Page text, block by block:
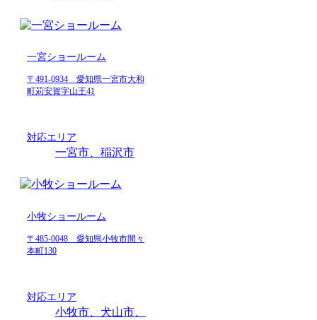
一宮ショールーム
〒491-0934 愛知県一宮市大和
町苅安賀字山王41
対応エリア
一宮市、稲沢市
小牧ショールーム
〒485-0048 愛知県小牧市間々
本町130
対応エリア
小牧市、犬山市、